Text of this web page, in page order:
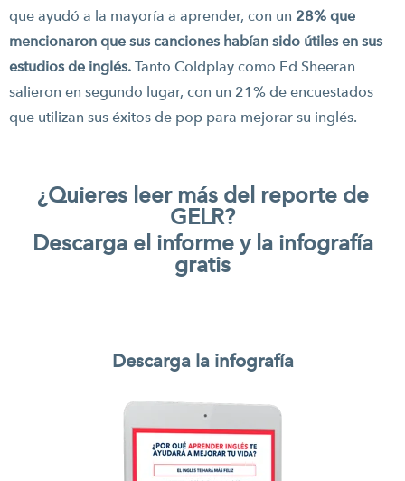
que ayudó a la mayoría a aprender, con un 28% que
mencionaron que sus canciones habían sido útiles en sus
estudios de inglés. Tanto Coldplay como Ed Sheeran
salieron en segundo lugar, con un 21% de encuestados
que utilizan sus éxitos de pop para mejorar su inglés.
¿Quieres leer más del reporte de
GELR?
Descarga el informe y la infografía
gratis
Descarga la infografía